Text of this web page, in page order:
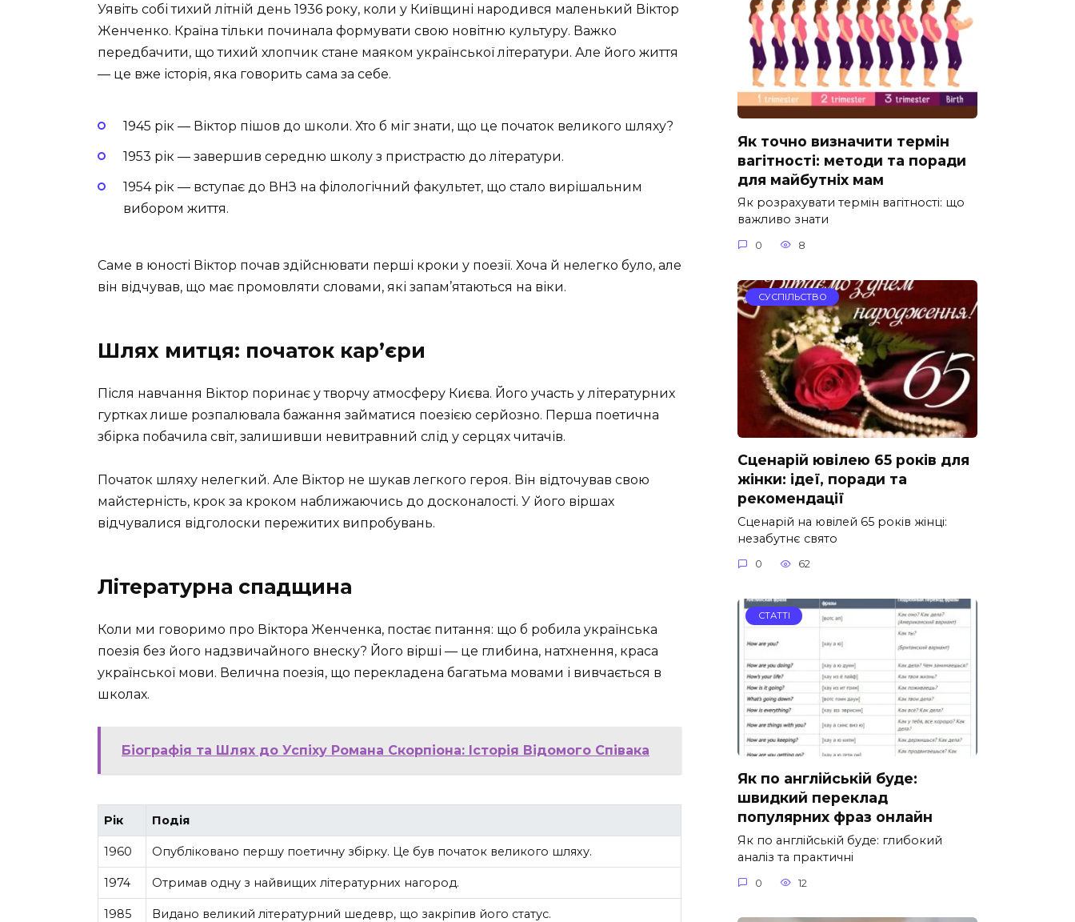
Уявіть собі тихий літній день 1936 року, коли у Київщині народився маленький Віктор
Женченко. Країна тільки починала формувати свою новітню культуру. Важко
передбачити, що тихий хлопчик стане маяком української літератури. Але його життя
— це вже історія, яка говорить сама за себе.
1945 рік — Віктор пішов до школи. Хто б міг знати, що це початок великого шляху?
1953 рік — завершив середню школу з пристрастю до літератури.
1954 рік — вступає до ВНЗ на філологічний факультет, що стало вирішальним
вибором життя.
Саме в юності Віктор почав здійснювати перші кроки у поезії. Хоча й нелегко було, але
він відчував, що має промовляти словами, які запам’ятаються на віки.
Шлях митця: початок кар’єри
Після навчання Віктор поринає у творчу атмосферу Києва. Його участь у літературних
гуртках лише розпалювала бажання займатися поезією серйозно. Перша поетична
збірка побачила світ, залишивши невитравний слід у серцях читачів.
Початок шляху нелегкий. Але Віктор не шукав легкого героя. Він відточував свою
майстерність, крок за кроком наближаючись до досконалості. У його віршах
відчувалися відголоски пережитих випробувань.
Літературна спадщина
Коли ми говоримо про Віктора Женченка, постає питання: що б робила українська
поезія без його надзвичайного внеску? Його вірші — це глибина, натхнення, краса
української мови. Велична поезія, що перекладена багатьма мовами і вивчається в
школах.
Біографія та Шлях до Успіху Романа Скорпіона: Історія Відомого Співака
Рік Подія
1960 Опубліковано першу поетичну збірку. Це був початок великого шляху.
1974 Отримав одну з найвищих літературних нагород.
1985 Видано великий літературний шедевр, що закріпив його статус.
Як точно визначити термін
вагітності: методи та поради
для майбутніх мам
Як розрахувати термін вагітності: що
важливо знати
0 8
СУСПІЛЬСТВО
Сценарій ювілею 65 років для
жінки: ідеї, поради та
рекомендації
Сценарій на ювілей 65 років жінці:
незабутнє свято
0 62
СТАТТІ
Як по англійській буде:
швидкий переклад
популярних фраз онлайн
Як по англійській буде: глибокий
аналіз та практичні
0 12